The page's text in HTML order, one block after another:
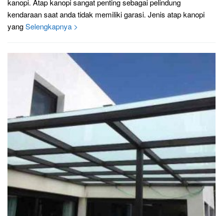
kanopi. Atap kanopi sangat penting sebagai pelindung
kendaraan saat anda tidak memiliki garasi. Jenis atap kanopi
yangSelengkapnya >